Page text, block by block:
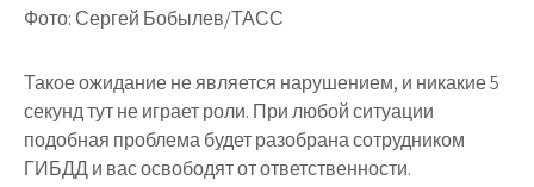
Фото: Сергей Бобылев/ТАСС
Такое ожидание не является нарушением, и никакие 5
секунд тут не играет роли. При любой ситуации
подобная проблема будет разобрана сотрудником
ГИБДД и вас освободят от ответственности.